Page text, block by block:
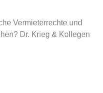
Vermieterrechte und
Dr. Krieg & Kollegen